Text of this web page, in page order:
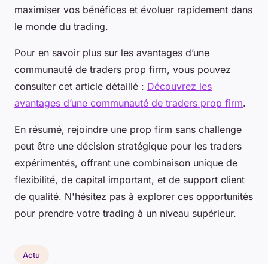
maximiser vos bénéfices et évoluer rapidement dans
le monde du trading.
Pour en savoir plus sur les avantages d’une
communauté de traders prop firm, vous pouvez
consulter cet article détaillé : Découvrez les
avantages d’une communauté de traders prop firm.
En résumé, rejoindre une prop firm sans challenge
peut être une décision stratégique pour les traders
expérimentés, offrant une combinaison unique de
flexibilité, de capital important, et de support client
de qualité. N'hésitez pas à explorer ces opportunités
pour prendre votre trading à un niveau supérieur.
Actu